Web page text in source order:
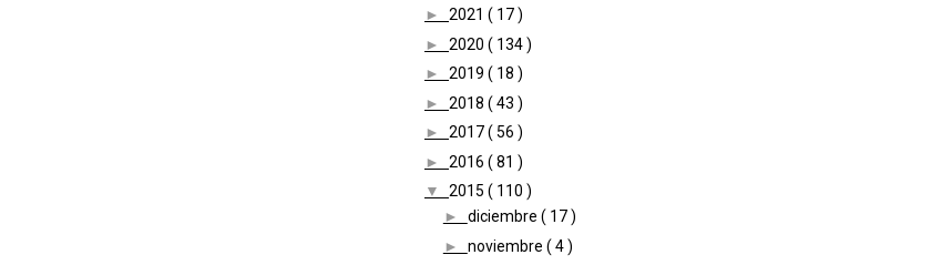
► 2021 ( 17 )
► 2020 ( 134 )
► 2019 ( 18 )
► 2018 ( 43 )
► 2017( 56 )
► 2016 ( 81 )
▼ 2015 ( 110 )
► diciembre ( 17 )
► noviembre ( 4 )